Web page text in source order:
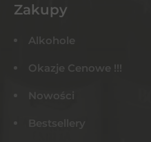
Zakupy
Alkohole
Okazje Cenowe !!!
Nowości
Bestsellery